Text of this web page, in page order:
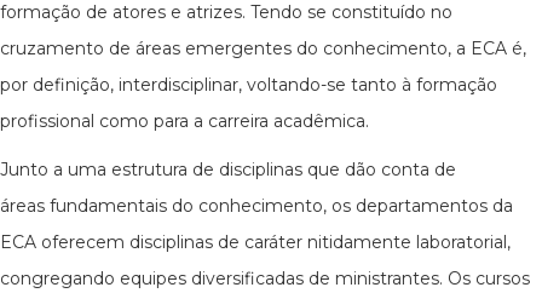
formação de atores e atrizes. Tendo se constituído no
cruzamento de áreas emergentes do conhecimento, a ECA é,
por definição, interdisciplinar, voltando-se tanto à formação
profissional como para a carreira acadêmica.
Junto a uma estrutura de disciplinas que dão conta de
áreas fundamentais do conhecimento, os departamentos da
ECA oferecem disciplinas de caráter nitidamente laboratorial,
congregando equipes diversificadas de ministrantes. Os cursos